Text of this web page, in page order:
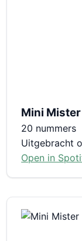
Mini
20 nummers
Uitgebracht
Open in